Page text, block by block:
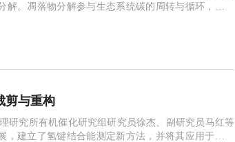
解。凋落物分解参与生态系统碳的周转与循环，影响
生态系统碳循环的核心关键过程。近年来，国内外生
剪与重构
研究所有机催化研究组研究员徐杰、副研究员马红等
，建立了氢键结合能测定新方法，并将其应用于预测